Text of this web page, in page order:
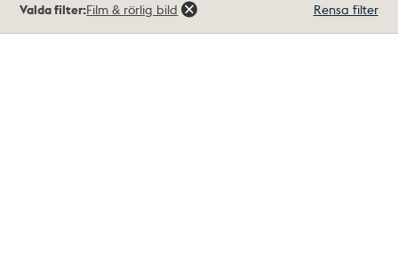
träffar
Valda filter:Film & rörlig bild Rensa filter